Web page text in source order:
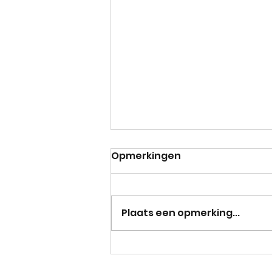
Fijne vakantie!
Opmerkingen
Plaats een opmerking...